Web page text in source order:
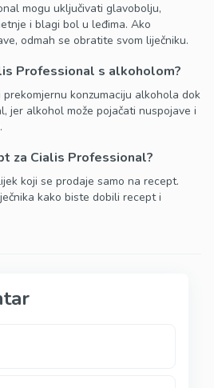
mogu uključivati glavobolju,
i blagi bol u leđima. Ako
odmah se obratite svom liječniku.
Professional s alkoholom?
konzumaciju alkohola dok
jer alkohol može pojačati nuspojave i
za Cialis Professional?
koji se prodaje samo na recept.
kako biste dobili recept i